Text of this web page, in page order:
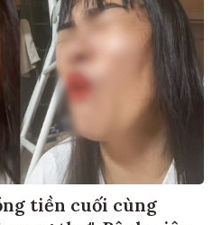
tiền cuối cùng